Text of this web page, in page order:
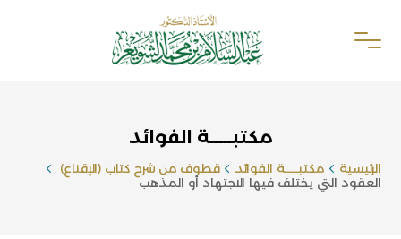
مكتبـــــة الفوائد
الرئيسية مكتبـــــة الفوائد
قطوف من شرح كتاب (الإقناع)
العقود التي يختلف فيها الاجتهاد أو المذهب